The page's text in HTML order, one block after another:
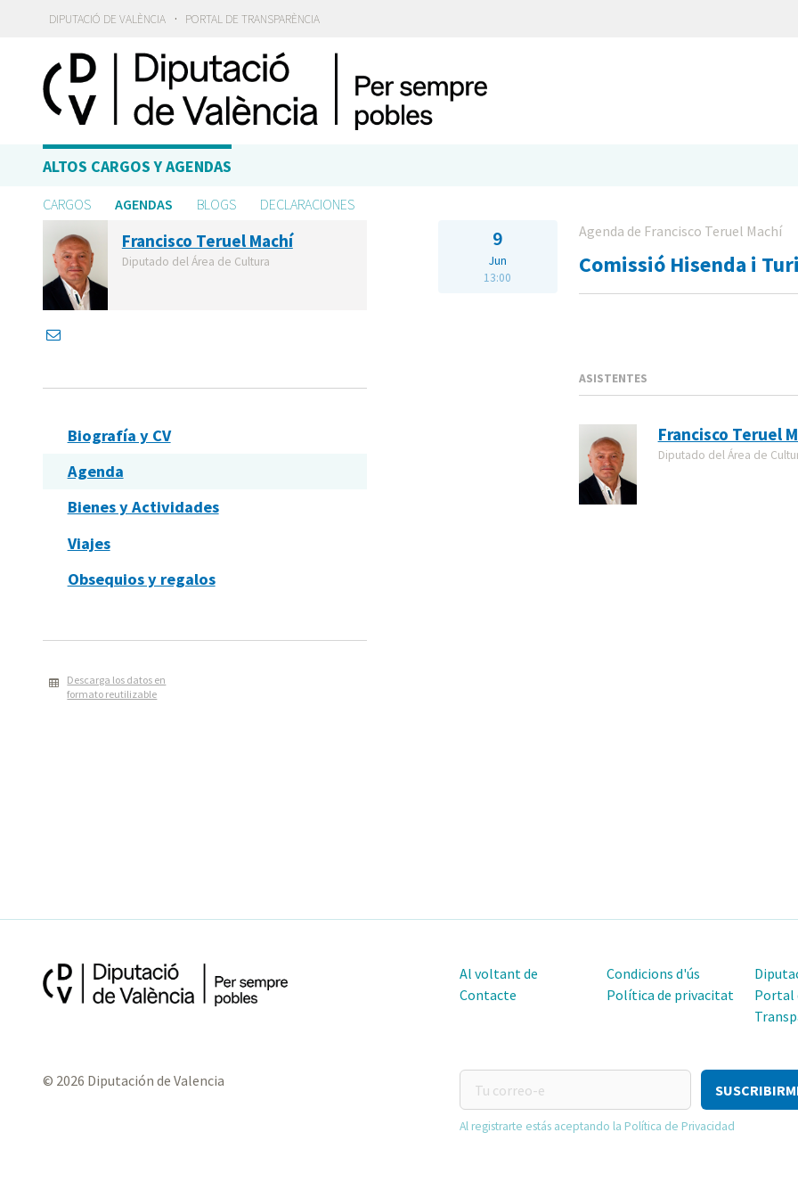
DIPUTACIÓ DE VALÈNCIA · PORTAL DE TRANSPARÈNCIA
ALTOS CARGOS Y AGENDAS
CARGOS AGENDAS BLOGS DECLARACIONES
Francisco Teruel Machí
Diputado del Área de Cultura
Biografía y CV
Agenda
Bienes y Actividades
Viajes
Obsequios y regalos
Descarga los datos en
formato reutilizable
9
Jun
13:00
Agenda de Francisco Teruel Machí
Comissió Hisenda i
ASISTENTES
Francisco Teruel
Diputado del Área de
Al voltant de
Contacte
Condicions d'ús
Política de privacitat
Portal
© 2026 Diputación de Valencia
correo-
e
Al registrarte estás aceptando la Política de Privacidad